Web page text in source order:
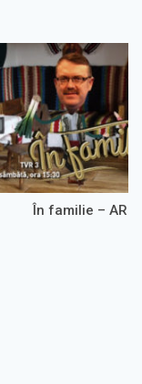
În familie –